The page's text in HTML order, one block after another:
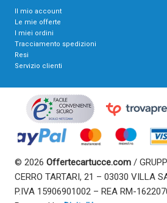
Il mio account
Le mie offerte
I miei ordini
Tracciamento spedizioni
Resi
Servizio clienti
© 2026 Offertecartucce.com /
CERRO TARTARI, 21 – 03030 VILLA
P.IVA 15906901002 – REA RM-